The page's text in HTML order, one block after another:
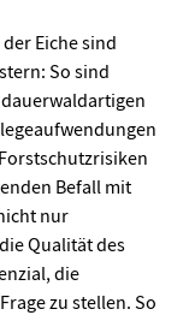
Eiche sind
So sind
Befall mit
nur
Qualität des
die
zu stellen. So